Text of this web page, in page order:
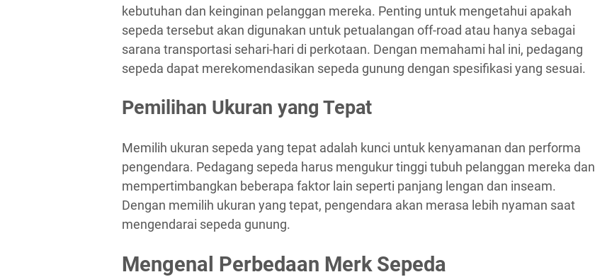
kebutuhan dan keinginan pelanggan mereka. Penting untuk mengetahui apakah
sepeda tersebut akan digunakan untuk petualangan off-road atau hanya sebagai
sarana transportasi sehari-hari di perkotaan. Dengan memahami hal ini, pedagang
sepeda dapat merekomendasikan sepeda gunung dengan spesifikasi yang sesuai.
Pemilihan Ukuran yang Tepat
Memilih ukuran sepeda yang tepat adalah kunci untuk kenyamanan dan performa
pengendara. Pedagang sepeda harus mengukur tinggi tubuh pelanggan mereka dan
mempertimbangkan beberapa faktor lain seperti panjang lengan dan inseam.
Dengan memilih ukuran yang tepat, pengendara akan merasa lebih nyaman saat
mengendarai sepeda gunung.
Mengenal Perbedaan Merk Sepeda